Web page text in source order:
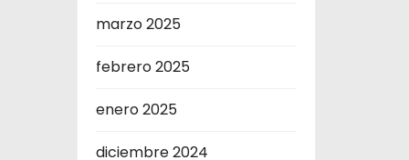
marzo 2025
febrero 2025
enero 2025
diciembre 2024